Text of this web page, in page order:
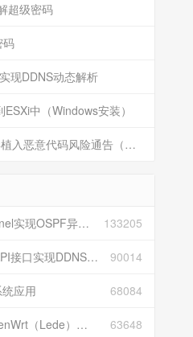
超级密码
码
现DDNS动态解析
中（Windows安装）
XZ-Utils / liblzma 被投毒植入恶意代码风险通告（CVE-2024-3094）
133205
RouterOS基于GRE Tunnel实现OSPF异地组网
90014
RouterOS利用aliyun的API接口实现DDNS动态解析
68084
应用
63648
爱快iKuai虚拟机安装OpenWrt（Lede）并配置